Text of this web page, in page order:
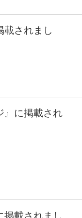
されまし
』に掲載され
載されまし